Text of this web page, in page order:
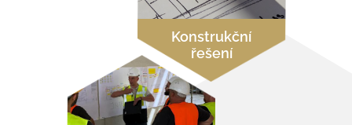
Konstrukční
řešení